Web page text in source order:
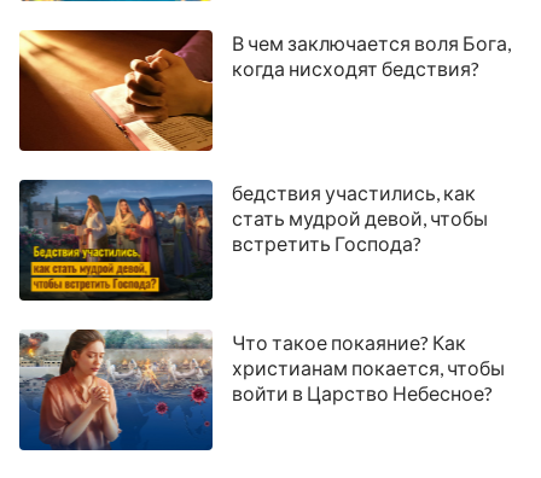
В чем заключается воля Бога,
когда нисходят бедствия?
бедствия участились, как
стать мудрой девой, чтобы
встретить Господа?
Что такое покаяние? Как
христианам покается, чтобы
войти в Царство Небесное?